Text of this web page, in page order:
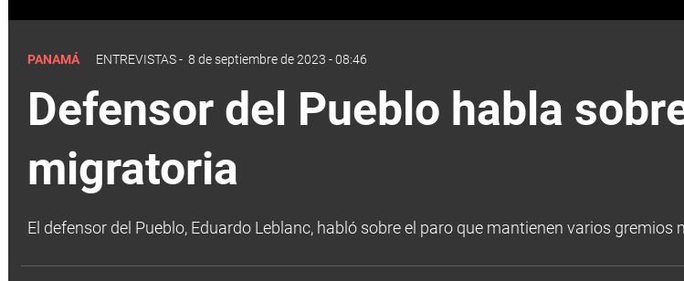
PANAMÁ ENTREVISTAS- 8 de septiembre de 2023 - 08:46
Defensor del Pueblo habla
migratoria
El defensor del Pueblo, Eduardo Leblanc, habló sobre el paro que mantienen varios